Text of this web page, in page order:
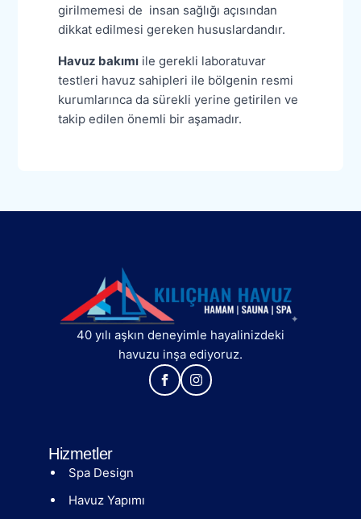
girilmemesi de insan sağlığı açısından
dikkat edilmesi gereken hususlardandır.
Havuz bakımı ile gerekli laboratuvar
testleri havuz sahipleri ile bölgenin resmi
kurumlarınca da sürekli yerine getirilen ve
takip edilen önemli bir aşamadır.
40 yılı aşkın deneyimle hayalinizdeki
havuzu inşa ediyoruz.
Hizmetler
Spa Design
Havuz Yapımı